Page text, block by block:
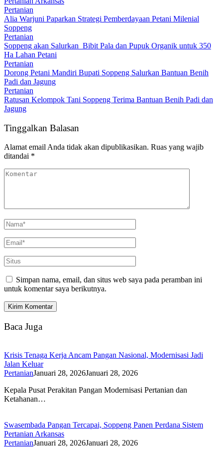
Pertanian
Alia Warjuni Paparkan Strategi Pemberdayaan Petani Milenial
Soppeng
Pertanian
Soppeng akan Salurkan Bibit Pala dan Pupuk Organik untuk 350
Ha Lahan Petani
Pertanian
Dorong Petani Mandiri Bupati Soppeng Salurkan Bantuan Benih
Padi dan Jagung
Pertanian
Ratusan Kelompok Tani Soppeng Terima Bantuan Benih Padi dan
Jagung
Tinggalkan Balasan
Alamat email Anda tidak akan dipublikasikan. Ruas yang wajib
ditandai *
Simpan nama, email, dan situs web saya pada peramban ini
untuk komentar saya berikutnya.
Baca Juga
Krisis Tenaga Kerja Ancam Pangan Nasional, Modernisasi Jadi
Jalan Keluar
PertanianJanuari 28, 2026Januari 28, 2026
Kepala Pusat Perakitan Pangan Modernisasi Pertanian dan
Ketahanan…
Swasembada Pangan Tercapai, Soppeng Panen Perdana Sistem
Pertanian Arkansas
PertanianJanuari 28, 2026Januari 28, 2026